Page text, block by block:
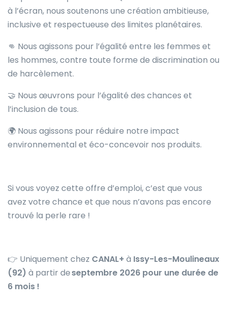
à l’écran, nous soutenons une création ambitieuse,
inclusive et respectueuse des limites planétaires.
👊 Nous agissons pour l’égalité entre les femmes et
les hommes, contre toute forme de discrimination ou
de harcèlement.
🤝 Nous œuvrons pour l’égalité des chances et
l’inclusion de tous.
🌍 Nous agissons pour réduire notre impact
environnemental et éco-concevoir nos produits.
Si vous voyez cette offre d’emploi, c’est que vous
avez votre chance et que nous n’avons pas encore
trouvé la perle rare !
👉 Uniquement chez CANAL+ à Issy-Les-Moulineaux
(92) à partir deseptembre 2026 pour une durée de
6 mois !